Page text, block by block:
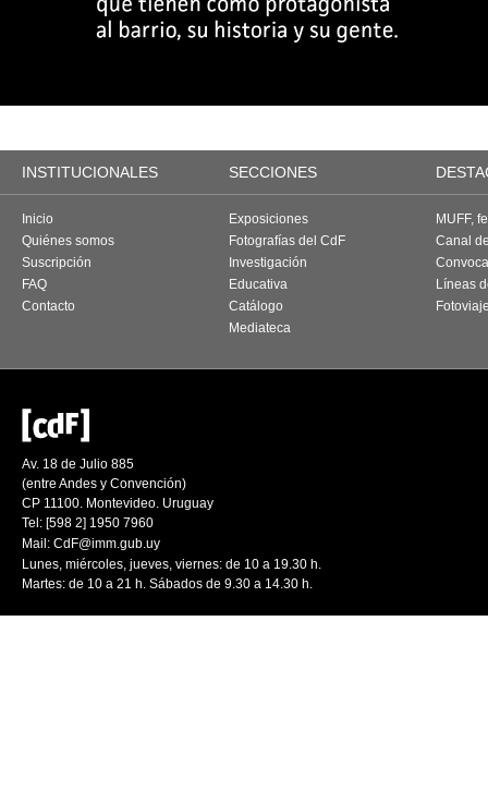
INSTITUCIONALES SECCIONES
Inicio
Quiénes somos
Suscripción
FAQ
Contacto
Exposiciones
Fotografías del CdF
Investigación
Educativa
Catálogo
Mediateca
MUFF,
Canal
Líneas
Av. 18 de Julio 885
(entre Andes y Convención)
CP 11100. Montevideo. Uruguay
Tel: [598 2] 1950 7960
Mail: CdF@imm.gub.uy
Lunes, miércoles, jueves, viernes: de 10 a 19.30 h.
Martes: de 10 a 21 h. Sábados de 9.30 a 14.30 h.